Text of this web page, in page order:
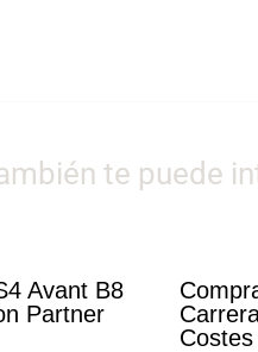
te puede
Avant B8
Partner